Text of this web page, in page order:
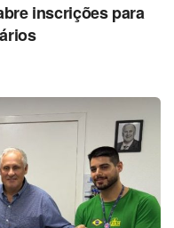
inscrições para